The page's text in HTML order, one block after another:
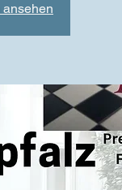
ansehen